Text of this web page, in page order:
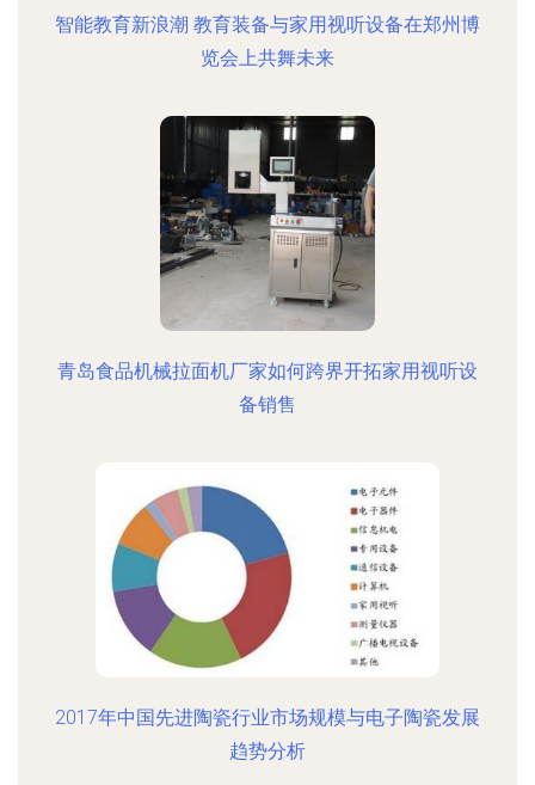
智能教育新浪潮 教育装备与家用视听设备在郑州博
览会上共舞未来
青岛食品机械拉面机厂家如何跨界开拓家用视听设
备销售
2017年中国先进陶瓷行业市场规模与电子陶瓷发展
趋势分析